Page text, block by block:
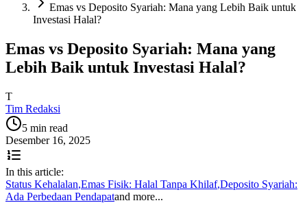
Emas vs Deposito Syariah: Mana yang Lebih Baik untuk
Investasi Halal?
Emas vs Deposito Syariah: Mana yang
Lebih Baik untuk Investasi Halal?
T
Tim Redaksi
5 min read
Desember 16, 2025
In this article:
Status Kehalalan,Emas Fisik: Halal Tanpa Khilaf,Deposito Syariah:
Ada Perbedaan Pendapatand more...